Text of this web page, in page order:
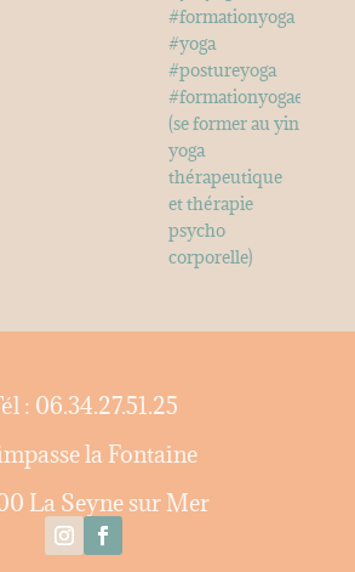
: 06.34.27.51.25
la Fontaine
La Seyne sur Mer